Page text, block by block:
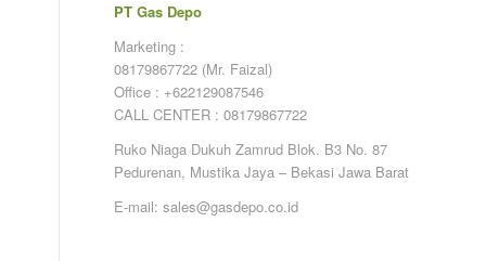
PT Gas Depo
Marketing :
08179867722 (Mr. Faizal)
Office : +622129087546
CALL CENTER : 08179867722
Ruko Niaga Dukuh Zamrud Blok. B3 No. 87
Pedurenan, Mustika Jaya – Bekasi Jawa Barat
E-mail: sales@gasdepo.co.id